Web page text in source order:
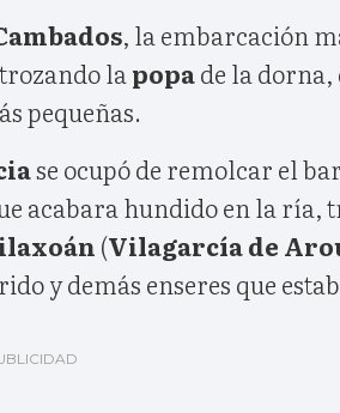
, la embarcación
la popade la dorna,
pequeñas.
se ocupó de remolcar el
acabara hundido en la ría,
(Vilagarcía de
y demás enseres que